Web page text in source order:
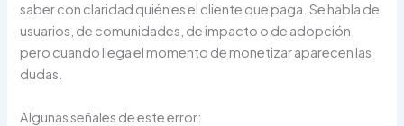
saber con claridad quién es el cliente que paga. Se habla de
usuarios, de comunidades, de impacto o de adopción,
pero cuando llega el momento de monetizar aparecen las
dudas.
Algunas señales de este error: